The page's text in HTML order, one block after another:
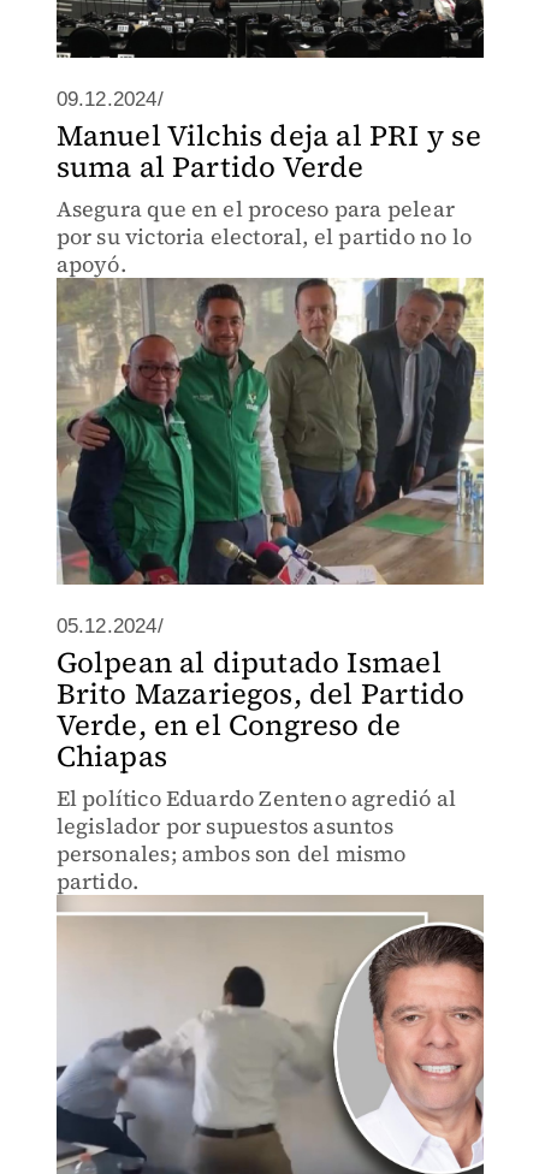
09.12.2024/
Manuel Vilchis deja al PRI y se
suma al Partido Verde
Asegura que en el proceso para pelear
por su victoria electoral, el partido no lo
apoyó.
05.12.2024/
Golpean al diputado Ismael
Brito Mazariegos, del Partido
Verde, en el Congreso de
Chiapas
El político Eduardo Zenteno agredió al
legislador por supuestos asuntos
personales; ambos son del mismo
partido.